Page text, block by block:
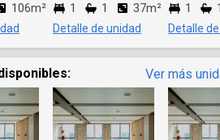
106m² 1 1 37m²
Detalle de unidad
1 1
Detalle
Ver más